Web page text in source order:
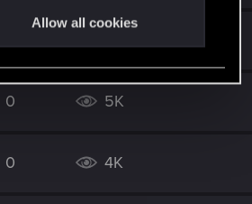
Allow all cookies
0 5K
0 4K